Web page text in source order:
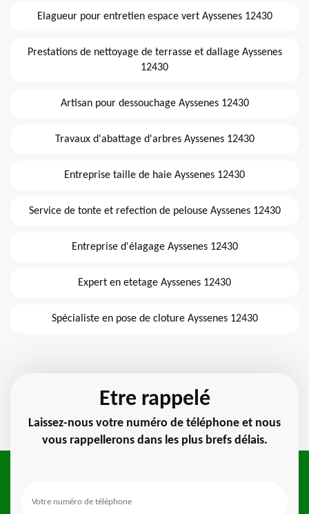
Elagueur pour entretien espace vert Ayssenes 12430
Prestations de nettoyage de terrasse et dallage Ayssenes
12430
Artisan pour dessouchage Ayssenes 12430
Travaux d'abattage d'arbres Ayssenes 12430
Entreprise taille de haie Ayssenes 12430
Service de tonte et refection de pelouse Ayssenes 12430
Entreprise d'élagage Ayssenes 12430
Expert en etetage Ayssenes 12430
Spécialiste en pose de cloture Ayssenes 12430
Etre rappelé
Laissez-nous votre numéro de téléphone et nous
vous rappellerons dans les plus brefs délais.